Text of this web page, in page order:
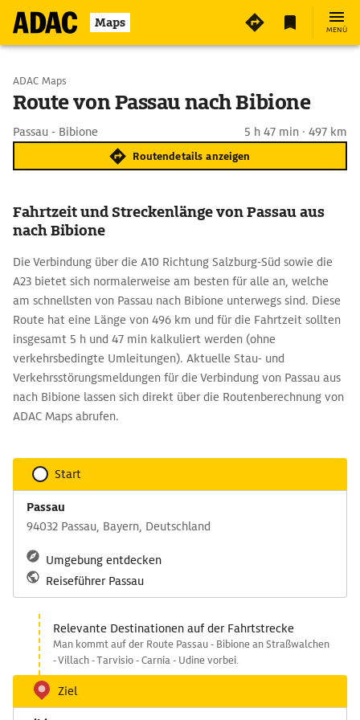
Maps MENÜ
Start wählen
ADAC Maps
Route von Passau nach Bibione
Passau - Bibione 5 h 47 min · 497 km
Routendetails anzeigen
Fahrtzeit und Streckenlänge von Passau aus
nach Bibione
Die Verbindung über die A10 Richtung Salzburg-Süd sowie die
A23 bietet sich normalerweise am besten für alle an, welche
am schnellsten von Passau nach Bibione unterwegs sind. Diese
Route hat eine Länge von 496 km und für die Fahrtzeit sollten
insgesamt 5 h und 47 min kalkuliert werden (ohne
verkehrsbedingte Umleitungen). Aktuelle Stau- und
Verkehrsstörungsmeldungen für die Verbindung von Passau aus
nach Bibione lassen sich direkt über die Routenberechnung von
ADAC Maps abrufen.
Start
Passau
94032 Passau, Bayern, Deutschland
Umgebung entdecken
Reiseführer Passau
Relevante Destinationen auf der Fahrtstrecke
Man kommt auf der Route Passau - Bibione an Straßwalchen
- Villach - Tarvisio - Carnia - Udine vorbei.
Ziel